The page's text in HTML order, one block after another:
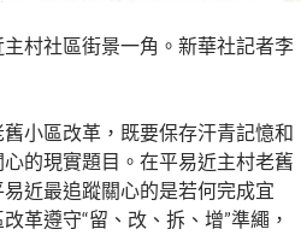
村社區街景一角。新華社記者李
小區改革，既要保存汗青記憶和
的現實題目。在平易近主村老舊
近最追蹤關心的是若何完成宜
革遵守“留、改、拆、增”準繩，